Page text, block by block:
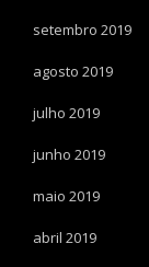
setembro 2019
agosto 2019
julho 2019
junho 2019
maio 2019
abril 2019